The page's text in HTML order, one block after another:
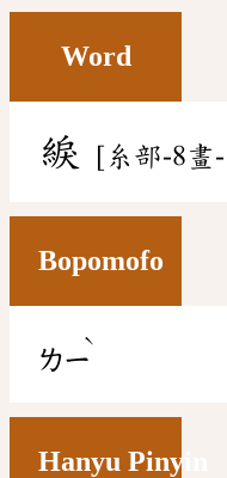
Word
綟 [糸部-8畫
Bopomofo
ㄌㄧ
ˋ
Hanyu Pinyin